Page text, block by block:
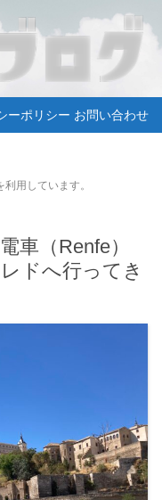
ーポリシー お問い合わせ
用しています。
車（Renfe）
ドへ行ってき